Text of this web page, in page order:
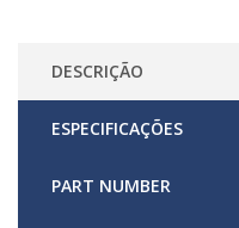
DESCRIÇÃO
ESPECIFICAÇÕES
PART NUMBER